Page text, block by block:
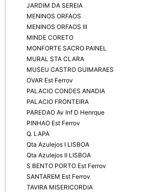
JARDIM DA SEREIA
MENINOS ORFAOS
MENINOS ORFAOS III
MINDE CORETO
MONFORTE SACRO PAINEL
MURAL STA CLARA
MUSEU CASTRO GUIMARAES
OVAR Est Ferrov
PALACIO CONDES ANADIA
PALACIO FRONTEIRA
PAREDAO Av Inf D Henrque
PINHAO Est Ferrov
Q. LAPA
Qta Azulejos I LISBOA
Qta Azulejos II LISBOA
S BENTO PORTO Est Ferrov
SANTAREM Est Ferrov
TAVIRA MISERICORDIA